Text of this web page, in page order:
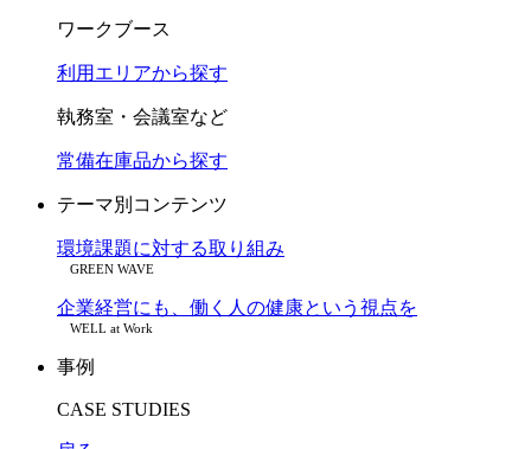
ワークブース
利用エリアから探す
執務室・会議室など
常備在庫品から探す
テーマ別コンテンツ
環境課題に対する取り組み
GREEN WAVE
企業経営にも、働く人の健康という視点を
WELL at Work
事例
CASE STUDIES